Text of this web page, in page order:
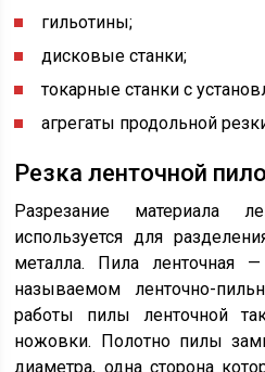
гильотины;
дисковые станки;
токарные станки с
агрегаты продольной
Резка ленточной
Разрезание материала
используется для
металла. Пила ленточная
называемом ленточно-
работы пилы ленточной
ножовки. Полотно пилы
диаметра, одна сторона